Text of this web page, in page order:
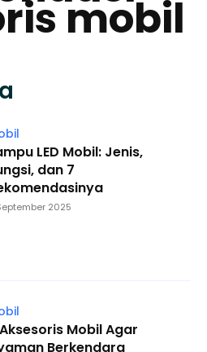
mobil
LED Mobil: Jenis,
dan 7
2025
Mobil Agar
Berkendara